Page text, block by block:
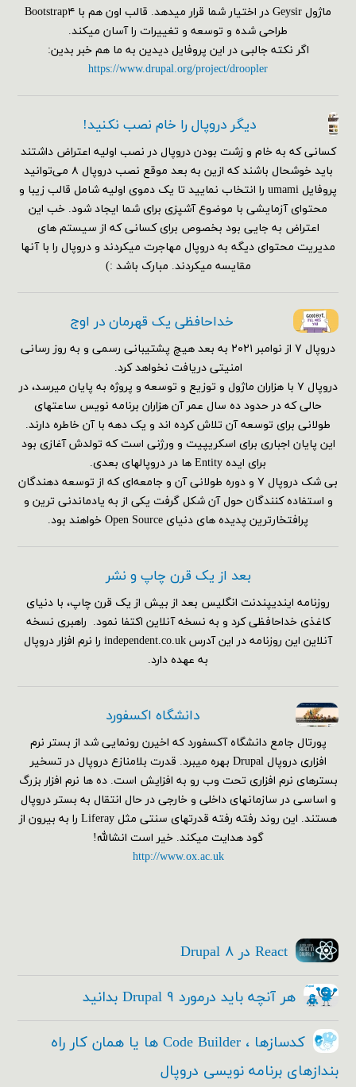
ماژول Geysir در اختیار شما قرار میدهد. قالب اون هم با Bootstrap۴
طراحی شده و توسعه و تغییرات را آسان میکند.
اگر نکته جالبی در این پروفایل دیدین به ما هم خبر بدین:
https://www.drupal.org/project/droopler
دیگر دروپال را خام نصب نکنید!
کسانی که به خام و زشت بودن دروپال در نصب اولیه اعتراض داشتند
باید خوشحال باشند که ازین به بعد موقع نصب دروپال ۸ می‌توانید
پروفایل umami را انتخاب نمایید تا یک دموی اولیه شامل قالب زیبا و
محتوای آزمایشی با موضوع آشپزی برای شما ایجاد شود. خب این
اعتراض به جایی بود بخصوص برای کسانی که از سیستم های
مدیریت محتوای دیگه به دروپال مهاجرت میکردند و دروپال را با آنها
مقایسه میکردند. مبارک باشد :)
خداحافظی یک قهرمان در اوج
دروپال ۷ از نوامبر ۲۰۲۱ به بعد هیچ پشتیبانی رسمی و به روز رسانی
امنیتی دریافت نخواهد کرد.
دروپال ۷ با هزاران ماژول و توزیع و توسعه و پروژه به پایان میرسد، در
حالی که در حدود ده سال عمر آن هزاران برنامه نویس ساعتهای
طولانی برای توسعه آن تلاش کرده اند و یک دهه با آن خاطره دارند.
این پایان اجباری برای اسکریپیت و ورژنی است که تولدش آغازی بود
برای ایده Entity ها در دروپالهای بعدی.
بی شک دروپال ۷ و دوره طولانی آن و جامعه‌ای که از توسعه دهندگان
و استفاده کنندگان حول آن شکل گرفت یکی از به یادماندنی ترین و
پرافتخارترین پدیده های دنیای Open Source خواهند بود.
بعد از یک قرن چاپ و نشر
روزنامه ایندیپندنت انگلیس بعد از بیش از یک قرن چاپ، با دنیای
کاغذی خداحافظی کرد و به نسخه آنلاین اکتفا نمود. راهبری نسخه
آنلاین این روزنامه در این آدرس independent.co.uk را نرم افزار دروپال
به عهده دارد.
دانشگاه اکسفورد
پورتال جامع دانشگاه آکسفورد که اخیرن رونمایی شد از بستر نرم
افزاری دروپال Drupal بهره میبرد. قدرت بلامنازع دروپال در تسخیر
بسترهای نرم افزاری تحت وب رو به افزایش است. ده ها نرم افزار بزرگ
و اساسی در سازمانهای داخلی و خارجی در حال انتقال به بستر دروپال
هستند. این روند رفته رفته قدرتهای سنتی مثل Liferay را به بیرون از
گود هدایت میکند. خیر است انشالله!
http://www.ox.ac.uk
React در Drupal ۸
هر آنچه باید درمورد Drupal ۹ بدانید
کدسازها ، Code Builder ها یا همان کار راه
بندازهای برنامه نویسی دروپال